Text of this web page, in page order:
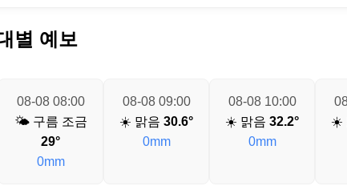
별 예보
08-08 08:00
🌤️ 구름 조금
29°
0mm
08-08 09:00
☀️ 맑음 30.6°
0mm
08-08 10:00
☀️ 맑음 32.2°
0mm
☀️